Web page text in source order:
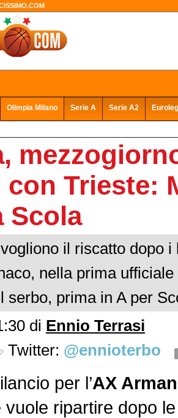
Olimpia Milano Serie A Serie A2
con Trieste:
Scola
il riscatto dopo
nella prima
serbo, prima in A per
di Ennio Terrasi
Twitter: @ennioterbo
per l’AX
vuole ripartire dopo